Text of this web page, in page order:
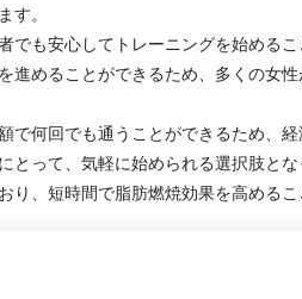
す。
でも安心してトレーニングを始める
進めることができるため、多くの女
で何回でも通うことができるため、
とって、気軽に始められる選択肢と
、短時間で脂肪燃焼効果を高めるこ